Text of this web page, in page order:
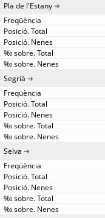
Pla de l'Estany
Segrià
Selva